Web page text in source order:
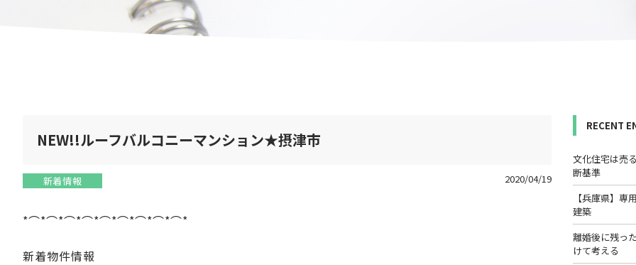
NEW!!ルーフバルコニーマンション★摂津市
新着情報 2020/04/19
*⌒*⌒*⌒*⌒*⌒*⌒*⌒*⌒*⌒*
新着物件情報
RECENT
文化住宅は売
断基準
【兵庫県】
建築
離婚後に残っ
けて考える